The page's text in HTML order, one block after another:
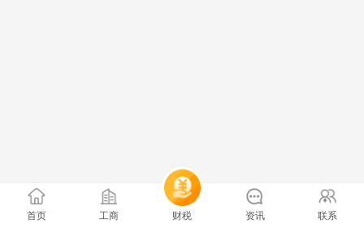
首页 工商 财税 资讯 联系